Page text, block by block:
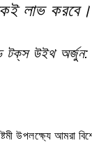
লাভ করবে।
টক্‌‌‌‌‌‌স উইথ অর্জুন:
উপলক্ষ্যে আমরা